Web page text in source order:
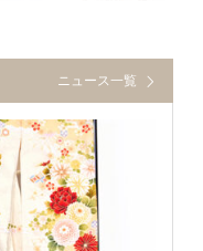
ニュース一覧